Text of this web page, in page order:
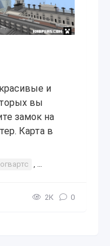
и
вы
замок на
Карта в
, Окрестность
2К 0